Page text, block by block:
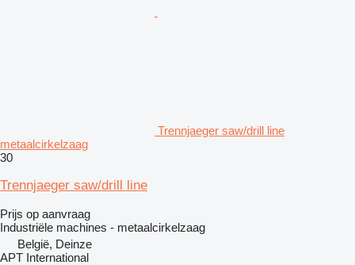
Trennjaeger saw/drill line
metaalcirkelzaag
30
Trennjaeger saw/drill line
Prijs op aanvraag
Industriële machines - metaalcirkelzaag
België, Deinze
APT International